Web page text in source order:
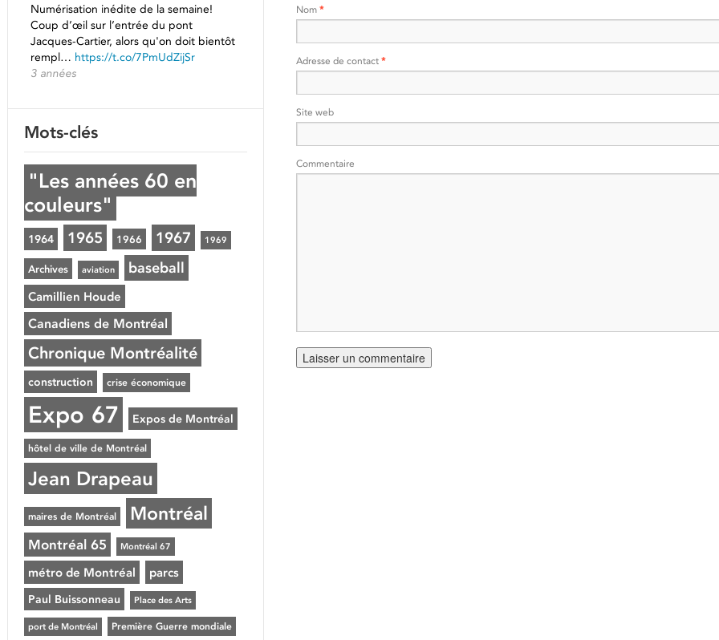
Nom *
Adresse de contact *
Site web
Commentaire
Numérisation inédite de la semaine!
Coup d’œil sur l’entrée du pont
Jacques-Cartier, alors qu'on doit bientôt
rempl… https://t.co/7PmUdZijSr
3 années
Mots-clés
"Les années 60 en
couleurs"
1964 1965 1966 1967 1969
Archives aviation baseball
Camillien Houde
Canadiens de Montréal
Chronique Montréalité
construction crise économique
Expo 67 Expos de Montréal
hôtel de ville de Montréal
Jean Drapeau
maires de Montréal Montréal
Montréal 65 Montréal 67
métro de Montréal parcs
Paul Buissonneau Place des Arts
port de Montréal Première Guerre mondiale